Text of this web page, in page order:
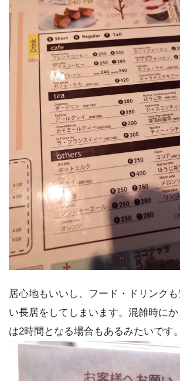
居心地もいいし、フード・ドリンク
い長居をしてしまいます。混雑時に
は2時間となる場合もあるみたいです。